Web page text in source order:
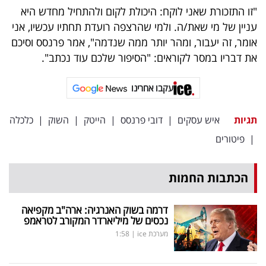
פרסמו
באייס
עקבו
"זו התזכורת שאני לוקח: היכולת לקום ולהתחיל מחדש היא
עניין של מי שאת/ה. ולמי שהרצפה רועדת תחתיו עכשיו, אני
אומר, זה יעבור, ומהר יותר ממה שנדמה", אמר פרנסס וסיכם
את דבריו במסר לקוראים: "הסיפור שלכם עוד נכתב".
עקבו אחרינו
תגיות איש עסקים | דובי פרנסס | הייטק | השוק | כלכלה
| פיטורים
הכתבות החמות
דרמה בשוק האנרגיה: ארה"ב מקפיאה
נכסים של מיליארדר המקורב לטראמפ
מערכת ice |
1:58